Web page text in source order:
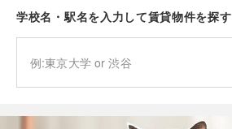
学校名・駅名を入力して賃貸物件を探す